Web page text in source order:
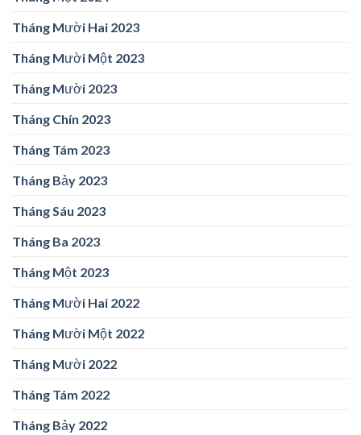
Tháng Mười Hai 2023
Tháng Mười Một 2023
Tháng Mười 2023
Tháng Chín 2023
Tháng Tám 2023
Tháng Bảy 2023
Tháng Sáu 2023
Tháng Ba 2023
Tháng Một 2023
Tháng Mười Hai 2022
Tháng Mười Một 2022
Tháng Mười 2022
Tháng Tám 2022
Tháng Bảy 2022